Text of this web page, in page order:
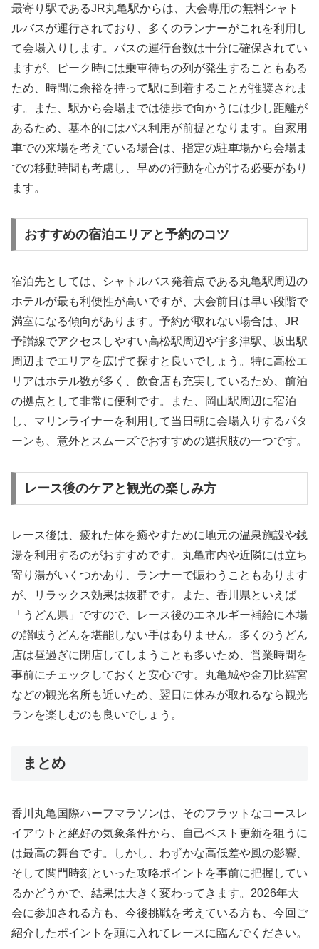
最寄り駅であるJR丸亀駅からは、大会専用の無料シャト
ルバスが運行されており、多くのランナーがこれを利用し
て会場入りします。バスの運行台数は十分に確保されてい
ますが、ピーク時には乗車待ちの列が発生することもある
ため、時間に余裕を持って駅に到着することが推奨されま
す。また、駅から会場までは徒歩で向かうには少し距離が
あるため、基本的にはバス利用が前提となります。自家用
車での来場を考えている場合は、指定の駐車場から会場ま
での移動時間も考慮し、早めの行動を心がける必要があり
ます。
おすすめの宿泊エリアと予約のコツ
宿泊先としては、シャトルバス発着点である丸亀駅周辺の
ホテルが最も利便性が高いですが、大会前日は早い段階で
満室になる傾向があります。予約が取れない場合は、JR
予讃線でアクセスしやすい高松駅周辺や宇多津駅、坂出駅
周辺までエリアを広げて探すと良いでしょう。特に高松エ
リアはホテル数が多く、飲食店も充実しているため、前泊
の拠点として非常に便利です。また、岡山駅周辺に宿泊
し、マリンライナーを利用して当日朝に会場入りするパタ
ーンも、意外とスムーズでおすすめの選択肢の一つです。
レース後のケアと観光の楽しみ方
レース後は、疲れた体を癒やすために地元の温泉施設や銭
湯を利用するのがおすすめです。丸亀市内や近隣には立ち
寄り湯がいくつかあり、ランナーで賑わうこともあります
が、リラックス効果は抜群です。また、香川県といえば
「うどん県」ですので、レース後のエネルギー補給に本場
の讃岐うどんを堪能しない手はありません。多くのうどん
店は昼過ぎに閉店してしまうことも多いため、営業時間を
事前にチェックしておくと安心です。丸亀城や金刀比羅宮
などの観光名所も近いため、翌日に休みが取れるなら観光
ランを楽しむのも良いでしょう。
まとめ
香川丸亀国際ハーフマラソンは、そのフラットなコースレ
イアウトと絶好の気象条件から、自己ベスト更新を狙うに
は最高の舞台です。しかし、わずかな高低差や風の影響、
そして関門時刻といった攻略ポイントを事前に把握してい
るかどうかで、結果は大きく変わってきます。2026年大
会に参加される方も、今後挑戦を考えている方も、今回ご
紹介したポイントを頭に入れてレースに臨んでください。